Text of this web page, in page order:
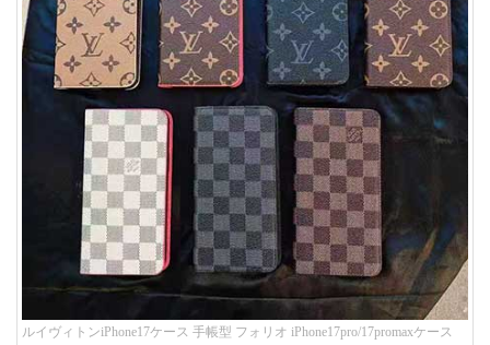
ルイヴィトンiPhone17ケース 手帳型 フォリオ iPhone17pro/17promaxケース